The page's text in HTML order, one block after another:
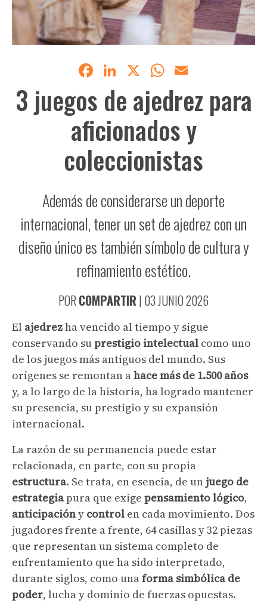
Facebook
LinkedIn
X WhatsApp
3 juegos de ajedrez para
aficionados y
coleccionistas
Además de considerarse un deporte
internacional, tener un set de ajedrez con un
diseño único es también símbolo de cultura y
refinamiento estético.
PORCOMPARTIR | 03 JUNIO 2026
El ajedrezha vencido al tiempo y sigue
conservando suprestigio intelectual como uno
de los juegos más antiguos del mundo. Sus
orígenes se remontan ahace más de 1.500 años
y, a lo largo de la historia, ha logrado mantener
su presencia, su prestigio y su expansión
internacional.
La razón de su permanencia puede estar
relacionada, en parte, con su propia
estructura. Se trata, en esencia, de un juego de
estrategia pura que exige pensamiento lógico,
anticipacióny control en cada movimiento. Dos
jugadores frente a frente, 64 casillas y 32 piezas
que representan un sistema completo de
enfrentamiento que ha sido interpretado,
durante siglos, como unaforma simbólica de
poder, lucha y dominio de fuerzas opuestas.